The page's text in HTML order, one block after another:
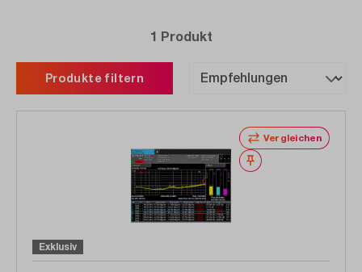
Produkte filtern
1 Produkt
Vergleichen
Merken
Exklusiv